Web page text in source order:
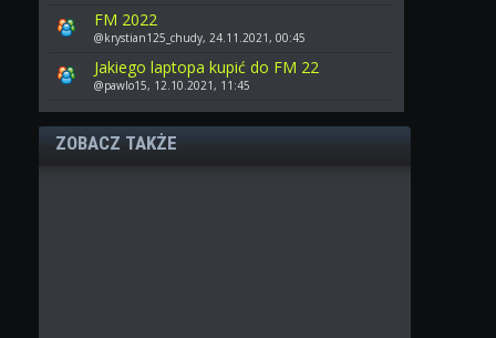
FM 2022
@krystian125_chudy, 24.11.2021, 00:45
Jakiego laptopa kupić do FM 22
@pawlo15, 12.10.2021, 11:45
ZOBACZ TAKŻE